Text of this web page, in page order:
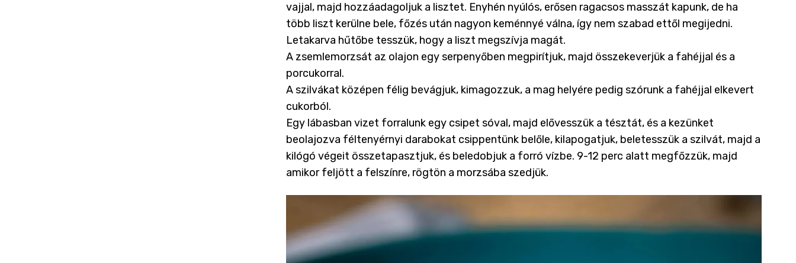
vajjal, majd hozzáadagoljuk a lisztet. Enyhén nyúlós, erősen ragacsos masszát kapunk, de ha
több liszt kerülne bele, főzés után nagyon keménnyé válna, így nem szabad ettől megijedni.
Letakarva hűtőbe tesszük, hogy a liszt megszívja magát.
A zsemlemorzsát az olajon egy serpenyőben megpirítjuk, majd összekeverjük a fahéjjal és a
porcukorral.
A szilvákat középen félig bevágjuk, kimagozzuk, a mag helyére pedig szórunk a fahéjjal elkevert
cukorból.
Egy lábasban vizet forralunk egy csipet sóval, majd elővesszük a tésztát, és a kezünket
beolajozva féltenyérnyi darabokat csippentünk belőle, kilapogatjuk, beletesszük a szilvát, majd a
kilógó végeit összetapasztjuk, és beledobjuk a forró vízbe. 9-12 perc alatt megfőzzük, majd
amikor feljött a felszínre, rögtön a morzsába szedjük.